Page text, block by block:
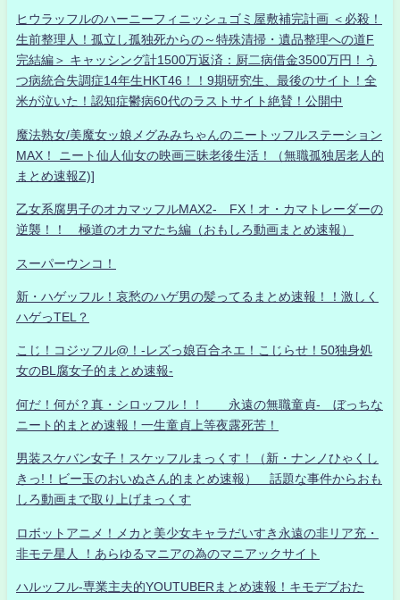
ヒウラッフルのハーニーフィニッシュゴミ屋敷補完計画 ＜必殺！
生前整理人！孤立し孤独死からの～特殊清掃・遺品整理への道F
完結編＞ キャッシング計1500万返済：厨二病借金3500万円！う
つ病統合失調症14年生HKT46！！9期研究生、最後のサイト！全
米が泣いた！認知症鬱病60代のラストサイト絶賛！公開中
魔法熟女/美魔女ッ娘メグみみちゃんのニートッフルステーション
MAX！ ニート仙人仙女の映画三昧老後生活！（無職孤独居老人的
まとめ速報Z)]
乙女系腐男子のオカマッフルMAX2- FX！オ・カマトレーダーの
逆襲！！ 極道のオカマたち編（おもしろ動画まとめ速報）
スーパーウンコ！
新・ハゲッフル！哀愁のハゲ男の髪ってるまとめ速報！！激しく
ハゲっTEL？
こじ！コジッフル@！-レズっ娘百合ネエ！こじらせ！50独身処
女のBL腐女子的まとめ速報-
何だ！何が？真・シロッフル！！ 永遠の無職童貞- ぼっちな
ニート的まとめ速報！一生童貞上等夜露死苦！
男装スケバン女子！スケッフルまっくす！（新・ナンノひゃくし
きっ!！ビー玉のおいぬさん的まとめ速報） 話題な事件からおも
しろ動画まで取り上げまっくす
ロボットアニメ！メカと美少女キャラだいすき永遠の非リア充・
非モテ星人 ！あらゆるマニアの為のマニアックサイト
ハルッフル-専業主夫的YOUTUBERまとめ速報！キモデブおた